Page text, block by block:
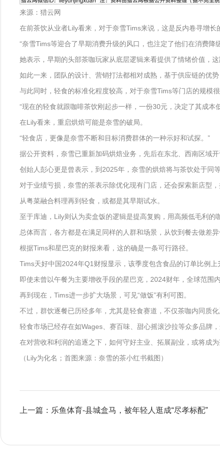
来源：猎云网
在前茶饮从业者Lily看来，对于奈雪Tims来说，这是反内卷寻增长
“奈雪Tims等迎合了早期消费升级的风口，也注定了他们在消费
她表示，早期的头部茶咖玩家从底层逻辑来看提供了情绪价值，
如此一来，团队的设计、营销打法都相对成熟，基于供应链的优
与此同时，轻食的标准化程度较高，对于奈雪Tims等门店的规模
“现在的轻食就跟咖啡茶饮刚起步一样，一份30元，决定了其成
在Lily看来，重启烘焙可能是奈雪的破局。
“轻食店，更像是奈雪不断和目标消费群体的一种示好和试探。”
据公开资料，奈雪已重新加码烘焙业务，先后在东北、西南区域
创始人彭心更是曾表示，到2025年，奈雪的烘焙将与茶饮处于同
对于业绩亏损，奈雪的茶表示除优化现有门店，还会探索新店型
从粤菜融合料理再到轻食，或都是其早期试水。
至于库迪，Lily则认为卖盒饭的逻辑是提高复购，用高频低毛利
总体而言，各方都是在满足同样的人群和场景，从饮到餐去做差
根据Tims和星巴克的财报来看，这的确是一条可行路径。
Tims天好中国2024年Q1财报显示，该季度包含食品的订单比例
即使未曾以午餐为主要增收手段的星巴克，2024财年，全球范
再到现在，Tims进一步扩大场景，可见“做饭”有利可图。
不过，群饮逐餐已历经多年，尤其是轻食赛道，不仅茶咖内同质
轻食市场已经存在如Wages、赛百味、甜心摇滚沙拉等众多品牌
在对营收和利润的追逐之下，如何守好主业、拓展副业，或将成
（Lily为化名；首图来源：奈雪的茶小红书截图）
上一篇：乐鱼体育-县城盒马，被年轻人逛成“尽孝标配”